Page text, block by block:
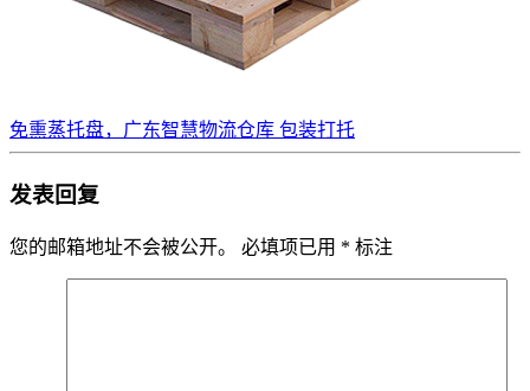
免熏蒸托盘，广东智慧物流仓库 包装打托
发表回复
您的邮箱地址不会被公开。 必填项已用 * 标注